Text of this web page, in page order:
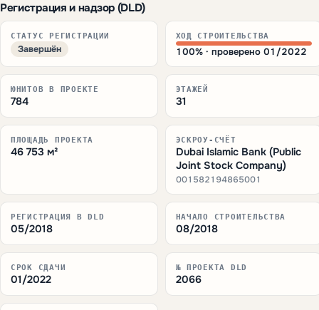
Регистрация и надзор (DLD)
СТАТУС РЕГИСТРАЦИИ
Завершён
ХОД СТРОИТЕЛЬСТВА
100% · проверено 01/2022
ЮНИТОВ В ПРОЕКТЕ
784
ЭТАЖЕЙ
31
ПЛОЩАДЬ ПРОЕКТА
46 753 м²
ЭСКРОУ-СЧЁТ
Dubai Islamic Bank (Public
Joint Stock Company)
001582194865001
РЕГИСТРАЦИЯ В DLD
05/2018
НАЧАЛО СТРОИТЕЛЬСТВА
08/2018
СРОК СДАЧИ
01/2022
№ ПРОЕКТА DLD
2066